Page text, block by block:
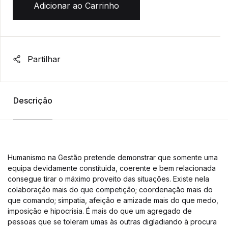
Adicionar ao Carrinho
Partilhar
Descrição
Humanismo na Gestão pretende demonstrar que somente uma
equipa devidamente constítuida, coerente e bem relacionada
consegue tirar o máximo proveito das situações. Existe nela
colaboração mais do que competição; coordenação mais do
que comando; simpatia, afeição e amizade mais do que medo,
imposição e hipocrisia. É mais do que um agregado de
pessoas que se toleram umas às outras digladiando à procura